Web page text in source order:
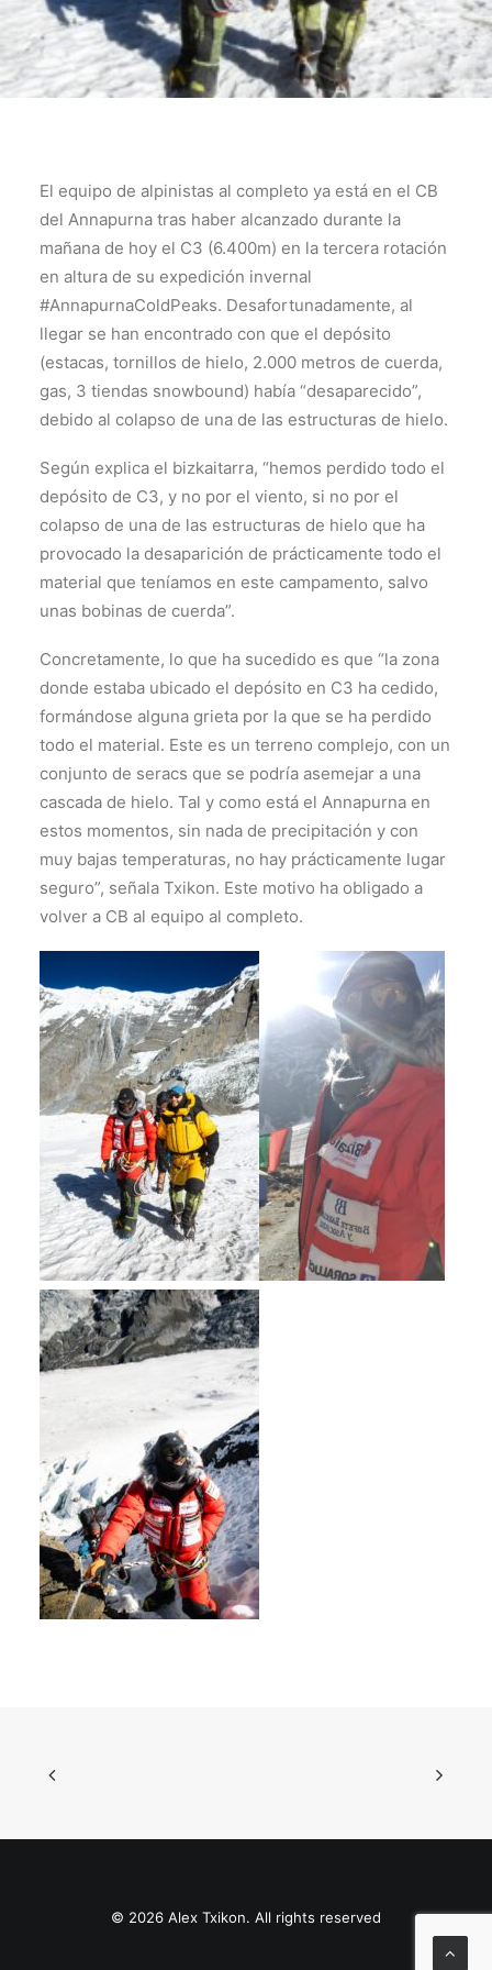
El equipo de alpinistas al completo ya está en el CB
del Annapurna tras haber alcanzado durante la
mañana de hoy el C3 (6.400m) en la tercera rotación
en altura de su expedición invernal
#AnnapurnaColdPeaks. Desafortunadamente, al
llegar se han encontrado con que el depósito
(estacas, tornillos de hielo, 2.000 metros de cuerda,
gas, 3 tiendas snowbound) había “desaparecido”,
debido al colapso de una de las estructuras de hielo.
Según explica el bizkaitarra, “hemos perdido todo el
depósito de C3, y no por el viento, si no por el
colapso de una de las estructuras de hielo que ha
provocado la desaparición de prácticamente todo el
material que teníamos en este campamento, salvo
unas bobinas de cuerda”.
Concretamente, lo que ha sucedido es que “la zona
donde estaba ubicado el depósito en C3 ha cedido,
formándose alguna grieta por la que se ha perdido
todo el material. Este es un terreno complejo, con un
conjunto de seracs que se podría asemejar a una
cascada de hielo. Tal y como está el Annapurna en
estos momentos, sin nada de precipitación y con
muy bajas temperaturas, no hay prácticamente lugar
seguro”, señala Txikon. Este motivo ha obligado a
volver a CB al equipo al completo.
© 2026 Alex Txikon. All rights reserved